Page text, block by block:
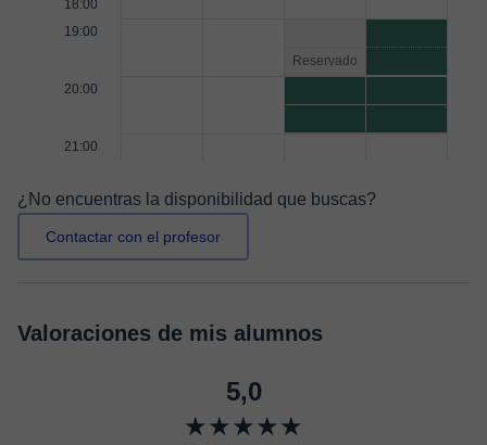
18:00
19:00
Reservado
20:00
21:00
¿No encuentras la disponibilidad que buscas?
Contactar con el profesor
Valoraciones de mis alumnos
5,0
★★★★★